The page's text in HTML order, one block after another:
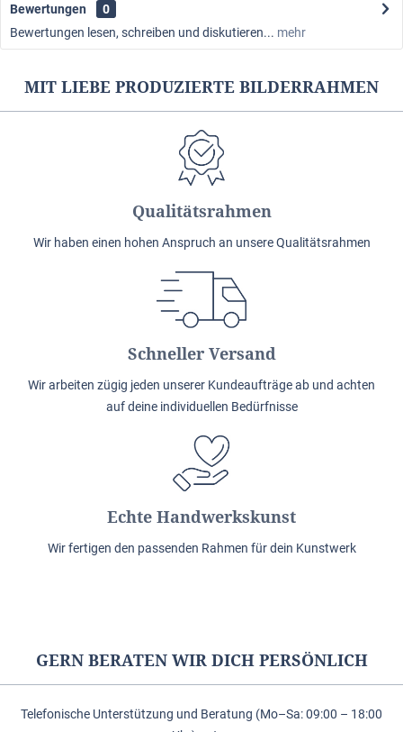
Bewertungen
0
Bewertungen lesen, schreiben und diskutieren... mehr
MIT LIEBE PRODUZIERTE BILDERRAHMEN
Qualitätsrahmen
Wir haben einen hohen Anspruch an unsere Qualitätsrahmen
Schneller Versand
Wir arbeiten zügig jeden unserer Kundeaufträge ab und achten
auf deine individuellen Bedürfnisse
Echte Handwerkskunst
Wir fertigen den passenden Rahmen für dein Kunstwerk
GERN BERATEN WIR DICH PERSÖNLICH
Telefonische Unterstützung und Beratung (Mo–Sa: 09:00 – 18:00